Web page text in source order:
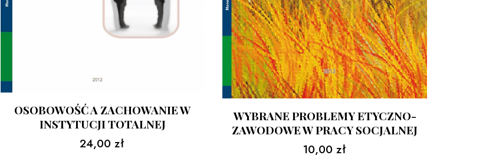
OSOBOWOŚĆ A ZACHOWANIE W
INSTYTUCJI TOTALNEJ
24,00zł
WYBRANE PROBLEMY ETYCZNO-
ZAWODOWE W PRACY SOCJALNEJ
10,00 zł